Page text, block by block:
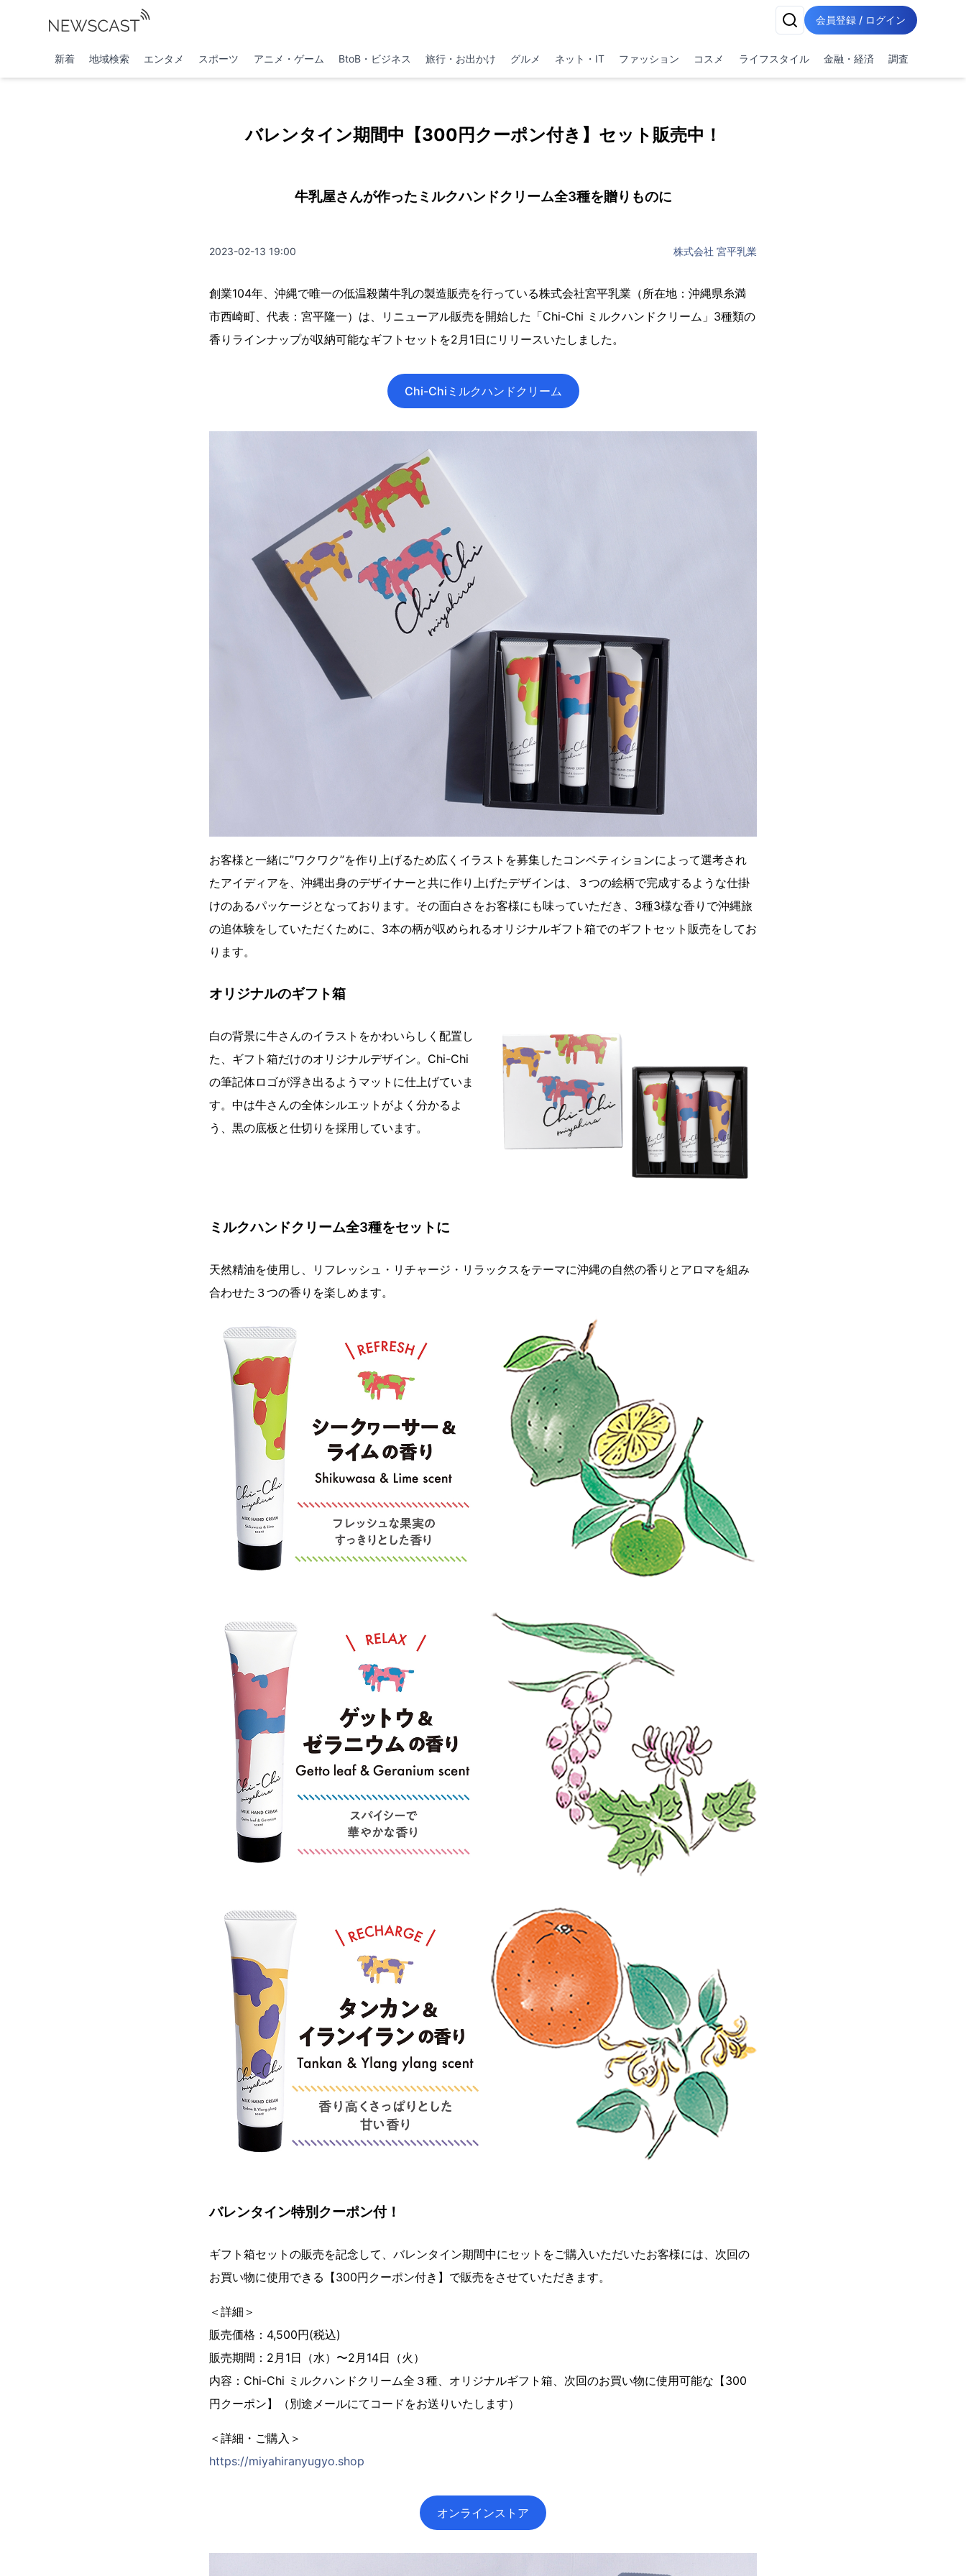
会員登録 / ログイン
新着 地域検索 エンタメ スポーツ アニメ・ゲーム BtoB・ビジネス 旅行・お出かけ グルメ ネット・IT ファッション コスメ ライフスタイル 金融・経済 調査
バレンタイン期間中【300円クーポン付き】セット販売中！
牛乳屋さんが作ったミルクハンドクリーム全3種を贈りものに
2023-02-13 19:00 株式会社 宮平乳業
創業104年、沖縄で唯一の低温殺菌牛乳の製造販売を行っている株式会社宮平乳業（所在地：沖縄県糸満
市西崎町、代表：宮平隆一）は、リニューアル販売を開始した「Chi-Chi ミルクハンドクリーム」3種類の
香りラインナップが収納可能なギフトセットを2月1日にリリースいたしました。
Chi-Chiミルクハンドクリーム
お客様と一緒に”ワクワク”を作り上げるため広くイラストを募集したコンペティションによって選考され
たアイディアを、沖縄出身のデザイナーと共に作り上げたデザインは、３つの絵柄で完成するような仕掛
けのあるパッケージとなっております。その面白さをお客様にも味っていただき、3種3様な香りで沖縄旅
の追体験をしていただくために、3本の柄が収められるオリジナルギフト箱でのギフトセット販売をしてお
ります。
オリジナルのギフト箱
白の背景に牛さんのイラストをかわいらしく配置し
た、ギフト箱だけのオリジナルデザイン。Chi-Chi
の筆記体ロゴが浮き出るようマットに仕上げていま
す。中は牛さんの全体シルエットがよく分かるよ
う、黒の底板と仕切りを採用しています。
ミルクハンドクリーム全3種をセットに
天然精油を使用し、リフレッシュ・リチャージ・リラックスをテーマに沖縄の自然の香りとアロマを組み
合わせた３つの香りを楽しめます。
バレンタイン特別クーポン付！
ギフト箱セットの販売を記念して、バレンタイン期間中にセットをご購入いただいたお客様には、次回の
お買い物に使用できる【300円クーポン付き】で販売をさせていただきます。
＜詳細＞
販売価格：4,500円(税込)
販売期間：2月1日（水）〜2月14日（火）
内容：Chi-Chi ミルクハンドクリーム全３種、オリジナルギフト箱、次回のお買い物に使用可能な【300
円クーポン】（別途メールにてコードをお送りいたします）
＜詳細・ご購入＞
https://miyahiranyugyo.shop
オンラインストア